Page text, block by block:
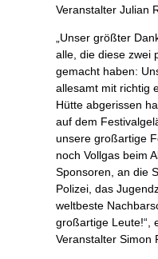
Veranstalter Julian
„Unser größter
alle, die diese zwei
gemacht haben:
allesamt mit richtig
Hütte abgerissen
auf dem
unsere großartige
noch Vollgas beim
Sponsoren, an die
Polizei, das
weltbeste
großartige Leute!“,
Veranstalter Simon